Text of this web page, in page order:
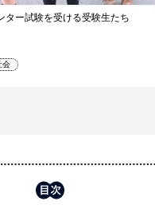
ター試験を受ける受験生たち
会